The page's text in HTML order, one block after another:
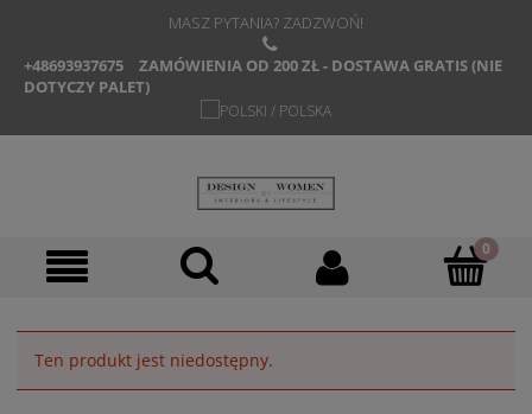
MASZ PYTANIA? ZADZWOŃ!
+48693937675
ZAMÓWIENIA OD 200 ZŁ - DOSTAWA GRATIS (NIE
DOTYCZY PALET)
Ten produkt jest niedostępny.